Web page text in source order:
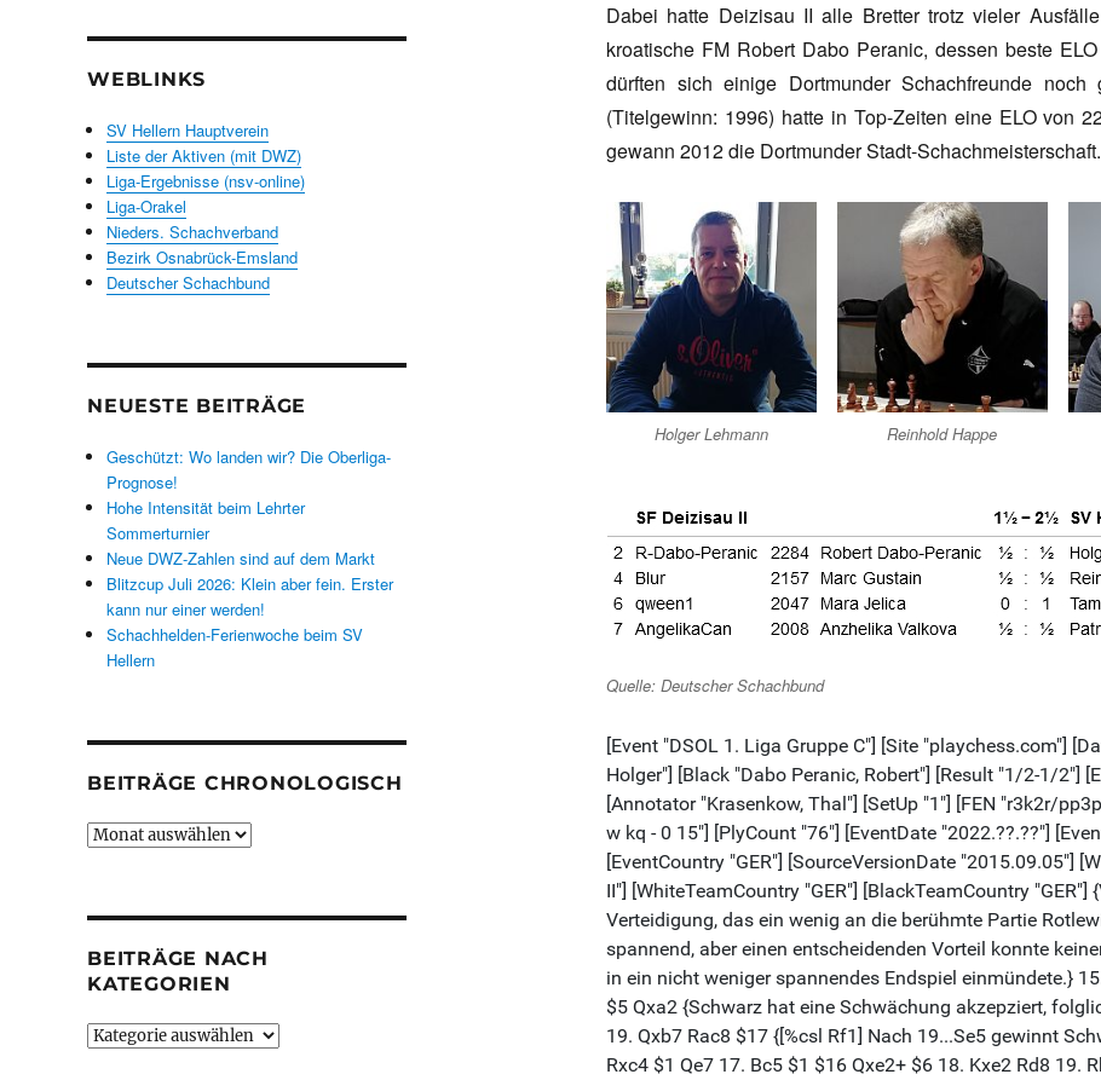
Dabei hatte Deizisau II alle Bretter trotz vieler
kroatische FM Robert Dabo Peranic, dessen beste
dürften sich einige Dortmunder Schachfreunde
(Titelgewinn: 1996) hatte in Top-Zeiten eine ELO von
gewann 2012 die Dortmunder Stadt-
Holger Lehmann Reinhold Happe
Quelle: Deutscher Schachbund
WEBLINKS
SV Hellern Hauptverein
Liste der Aktiven (mit DWZ)
Liga-Ergebnisse (nsv-online)
Liga-Orakel
Nieders. Schachverband
Bezirk Osnabrück-Emsland
Deutscher Schachbund
NEUESTE BEITRÄGE
Geschützt: Wo landen wir? Die Oberliga-
Prognose!
Hohe Intensität beim Lehrter
Sommerturnier
Neue DWZ-Zahlen sind auf dem Markt
Blitzcup Juli 2026: Klein aber fein. Erster
kann nur einer werden!
Schachhelden-Ferienwoche beim SV
Hellern
BEITRÄGE CHRONOLOGISCH
Beiträge
BEITRÄGE NACH
KATEGORIEN
Beiträge